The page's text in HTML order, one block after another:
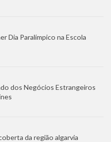
Dia Paralímpico na Escola
dos Negócios Estrangeiros
da região algarvia